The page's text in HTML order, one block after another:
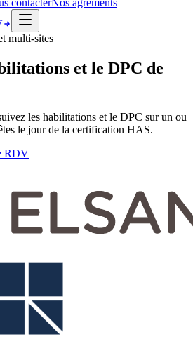
contacterNos agréments
multi-sites
et le DPC de
les habilitations et le DPC sur un ou
le jour de la certification HAS.
RDV